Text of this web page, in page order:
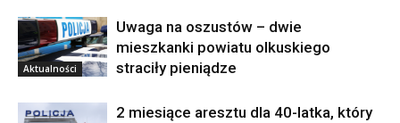
Aktualności
Uwaga na oszustów – dwie
mieszkanki powiatu olkuskiego
straciły pieniądze
2 miesiące aresztu dla 40-latka, który